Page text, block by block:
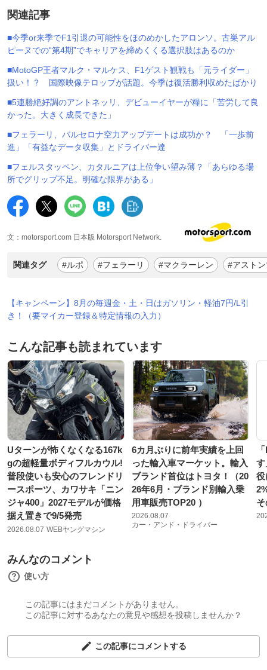
関連記事
■今季or来季でF1引退の可能性をほのめかしたアロンソ。古巣アル
ピーヌでの“第4期”でキャリアを締めくくる選択肢はあるのか
■MotoGP王者マルク・マルケス、F1ゲスト観戦も「元ライダー」
扱い！？ 国際映像テロップが話題。今季は復活勝利収めたばかり
■5連勝絶好調のアントネッリ、デビューイヤーが糧に「苦労して良
かった。大きく成長できた」
■フェラーリ、バルセロナ空力アップデートは成功か？ 「一歩前
進」「有益なデータ収集」とドライバー達
■フェルスタッペン、カタルニアは上位争い望み薄？「あらゆる場
所でグリップ不足。明確な限界がある」
文：motorsport.com 日本版 Motorsport Network.
関連タグ #ルポ #フェラーリ #マクラーレン #アスト
【キャンペーン】8月の毎週金・土・日はガソリン・軽油7円/L引
き！（要マイカー登録＆特定情報の入力）
こんな記事も読まれています
Uターンが怖くなくなる167k
gの超軽量ボディフルカウル!
普段使いも安心のフレンドリ
ースポーツ、カワサキ「ニン
ジャ400」2027モデルが価格
据え置きで9/5発売
2026.08.07 WEBヤングマシン
6カ月ぶりに前年実績を上回
った輸入車マーケット。輸入
ブランド首位はトヨタ！（20
26年6月・ブランド別輸入乗
用車販売TOP20 ）
2026.08.07
カー・アンド・ドライバー
す
役
みんなのコメント
使い方
この記事にはまだコメントがありません。
この記事に対するあなたの意見や感想を投稿しませんか？
この記事にコメントする